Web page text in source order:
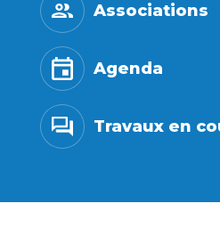
Associations
Agenda
Travaux en